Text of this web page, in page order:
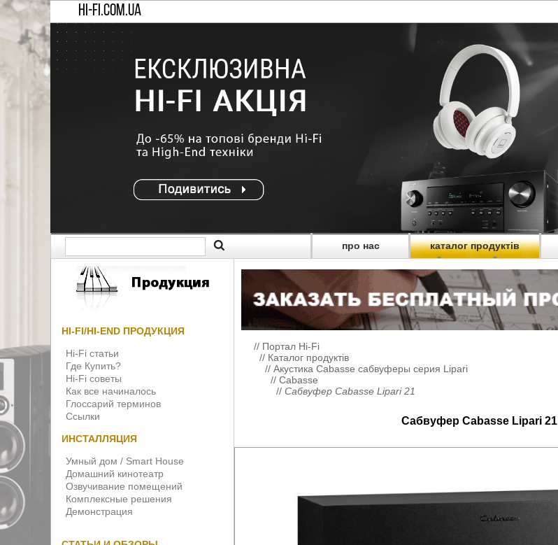
HI-FI.COM.UA
про нас каталог продуктів
HI-FI/HI-END ПРОДУКЦИЯ
Hi-Fi статьи
Где Купить?
Hi-Fi советы
Как все начиналось
Глоссарий терминов
Ссылки
ИНСТАЛЛЯЦИЯ
Умный дом / Smart House
Домашний кинотеатр
Озвучивание помещений
Комплексные решения
Демонстрация
// Портал Hi-Fi
// Каталог продуктів
// Акустика Cabasse сабвуферы серия Lipari
// Cabasse
// Сабвуфер Cabasse Lipari 21
Сабвуфер Cabasse Lipari 21